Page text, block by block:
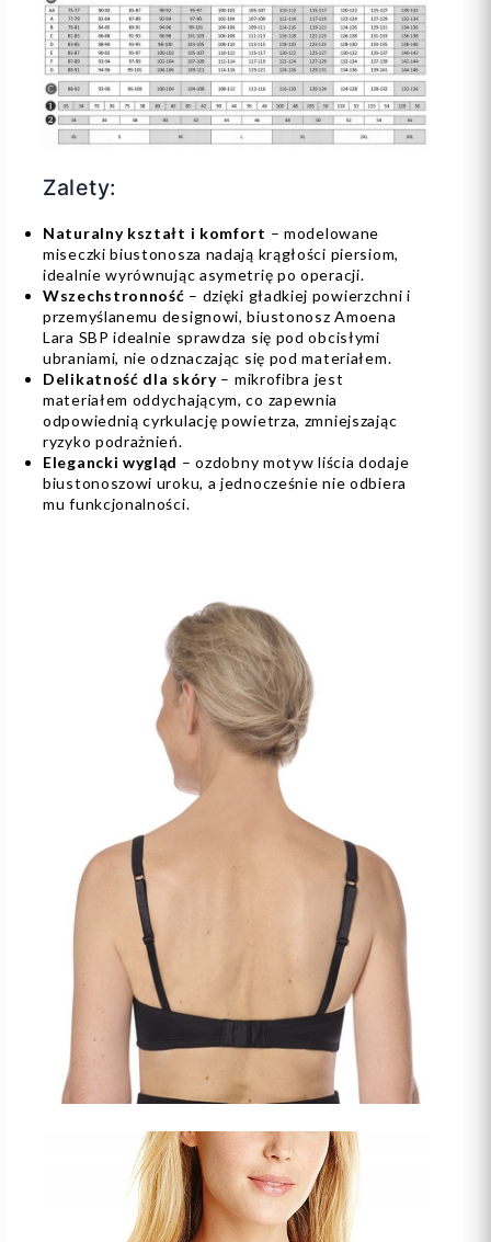
Zalety:
Naturalny kształt i komfort – modelowane
miseczki biustonosza nadają krągłości piersiom,
idealnie wyrównując asymetrię po operacji.
Wszechstronność – dzięki gładkiej powierzchni i
przemyślanemu designowi, biustonosz Amoena
Lara SBP idealnie sprawdza się pod obcisłymi
ubraniami, nie odznaczając się pod materiałem.
Delikatność dla skóry– mikrofibra jest
materiałem oddychającym, co zapewnia
odpowiednią cyrkulację powietrza, zmniejszając
ryzyko podrażnień.
Elegancki wygląd – ozdobny motyw liścia dodaje
biustonoszowi uroku, a jednocześnie nie odbiera
mu funkcjonalności.